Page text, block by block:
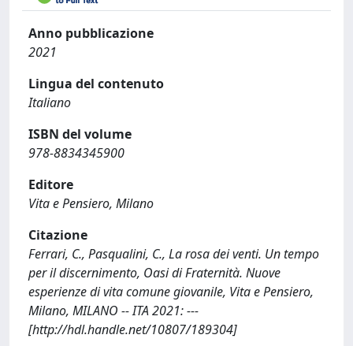
Anno pubblicazione
2021
Lingua del contenuto
Italiano
ISBN del volume
978-8834345900
Editore
Vita e Pensiero, Milano
Citazione
Ferrari, C., Pasqualini, C., La rosa dei venti. Un tempo
per il discernimento, Oasi di Fraternità. Nuove
esperienze di vita comune giovanile, Vita e Pensiero,
Milano, MILANO -- ITA 2021: ---
[http://hdl.handle.net/10807/189304]